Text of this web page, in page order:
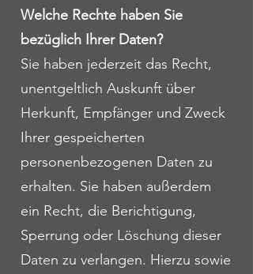
Welche Rechte haben Sie
bezüglich Ihrer Daten?
Sie haben jederzeit das Recht,
unentgeltlich Auskunft über
Herkunft, Empfänger und Zweck
Ihrer gespeicherten
personenbezogenen Daten zu
erhalten. Sie haben außerdem
ein Recht, die Berichtigung,
Sperrung oder Löschung dieser
Daten zu verlangen. Hierzu sowie